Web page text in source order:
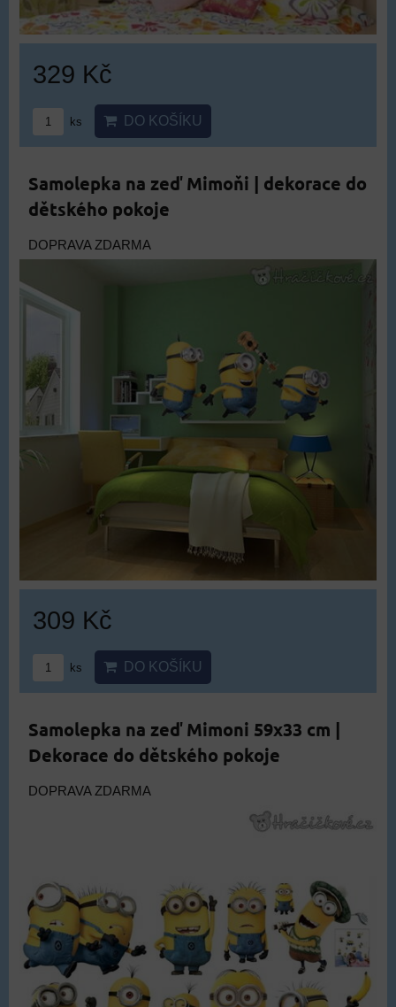
329 Kč
ks DO KOŠÍKU
Samolepka na zeď Mimoňi | dekorace do
dětského pokoje
DOPRAVA ZDARMA
309 Kč
ks DO KOŠÍKU
Samolepka na zeď Mimoni 59x33 cm |
Dekorace do dětského pokoje
DOPRAVA ZDARMA